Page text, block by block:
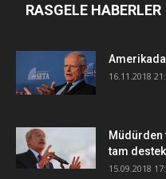
RASGELE HABERLER
16.11.2018
Müdürden
tam destek
15.09.2018